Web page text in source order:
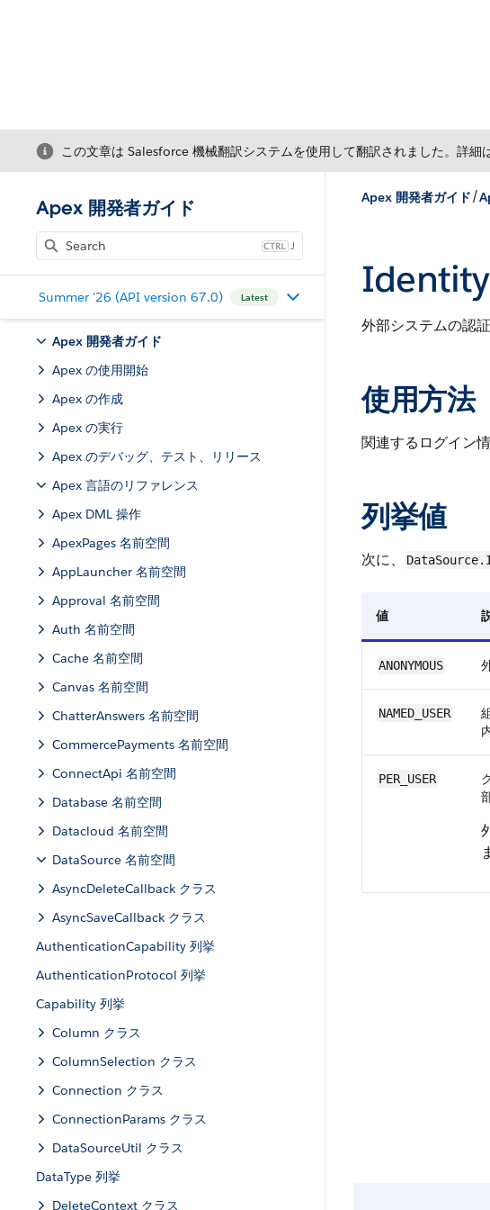
この文章は Salesforce 機械翻訳システムを使用して翻訳されました。詳細
Apex 開発者ガイド
J
Summer '26 (API version 67.0) Latest
Apex 開発者ガイド
Apex の使用開始
Apex の作成
Apex の実行
Apex のデバッグ、テスト、リリース
Apex 言語のリファレンス
Apex DML 操作
ApexPages 名前空間
AppLauncher 名前空間
Approval 名前空間
Auth 名前空間
Cache 名前空間
Canvas 名前空間
ChatterAnswers 名前空間
CommercePayments 名前空間
ConnectApi 名前空間
Database 名前空間
Datacloud 名前空間
DataSource 名前空間
AsyncDeleteCallback クラス
AsyncSaveCallback クラス
AuthenticationCapability 列挙
AuthenticationProtocol 列挙
Capability 列挙
Column クラス
ColumnSelection クラス
Connection クラス
ConnectionParams クラス
DataSourceUtil クラス
DataType 列挙
DeleteContext クラス
Apex 開発者ガイド/
外部システムの認
使用方法
関連するログイン
列挙値
次に、
値
ANONYMOUS
NAMED_USER
PER_USER